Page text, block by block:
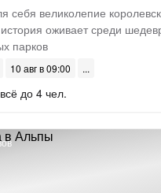
себя великолепие
оживает среди
парков
10 авг в 09:00
до 4 чел.